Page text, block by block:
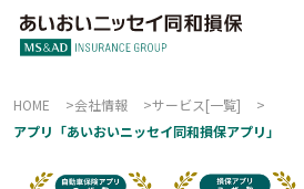
HOME 会社情報
サービス[一覧]
アプリ「あいおいニッセイ同和損保アプリ」